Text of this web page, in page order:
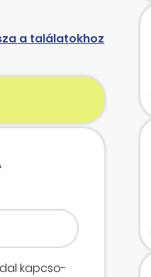
a találatokhoz
kapcso­